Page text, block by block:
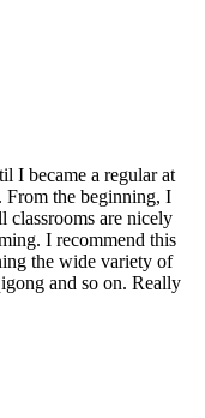
I became a regular at
From the beginning, I
classrooms are nicely
I recommend this
the wide variety of
and so on. Really